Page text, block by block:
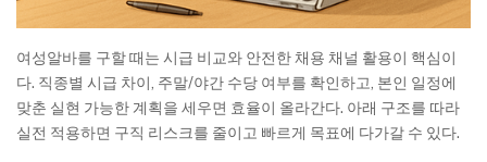
여성알바를 구할 때는 시급 비교와 안전한 채용 채널 활용이 핵심이
다. 직종별 시급 차이, 주말/야간 수당 여부를 확인하고, 본인 일정에
맞춘 실현 가능한 계획을 세우면 효율이 올라간다. 아래 구조를 따라
실전 적용하면 구직 리스크를 줄이고 빠르게 목표에 다가갈 수 있다.